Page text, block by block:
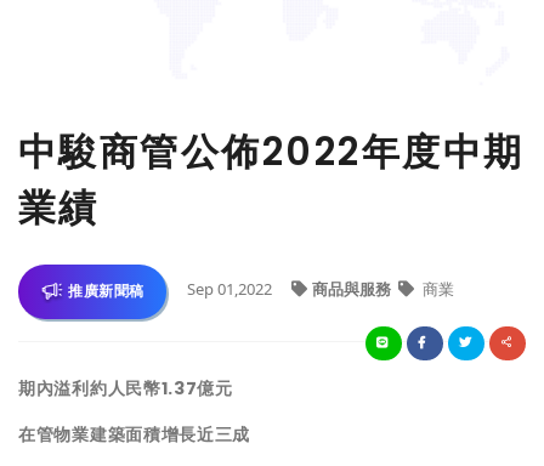
中駿商管公佈2022年度中期
業績
推廣新聞稿 Sep 01,2022 商品與服務 商業
期內溢利約人民幣1.37億元
在管物業建築面積增長近三成